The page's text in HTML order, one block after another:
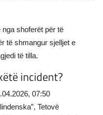
shoferët për të
të shmangur sjelljet e
të tilla.
incident?
07:50
Tetovë